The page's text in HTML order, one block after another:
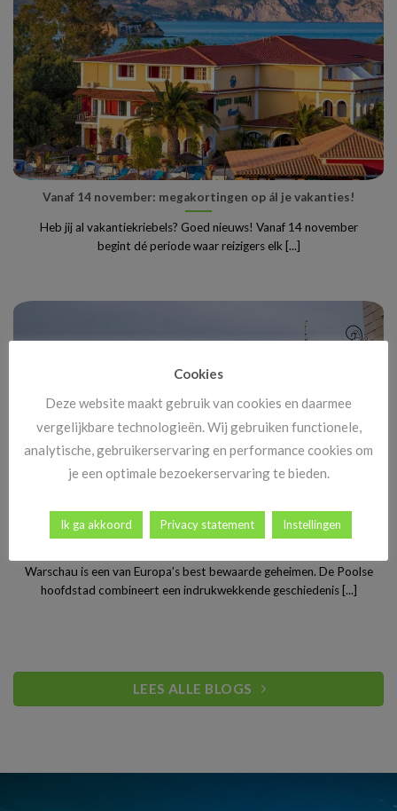
Vanaf 14 november: megakortingen op ál je vakanties!
Heb jij al vakantiekriebels? Goed nieuws! Vanaf 14 november
begint dé periode waar reizigers elk [...]
Stedentrip Warschau: ontdek de verrassende charme van
Polen’s bruisende hoofdstad
Warschau is een van Europa’s best bewaarde geheimen. De Poolse
hoofdstad combineert een indrukwekkende geschiedenis [...]
LEES ALLE BLOGS
Cookies
Deze website maakt gebruik van cookies en daarmee
vergelijkbare technologieën. Wij gebruiken functionele,
analytische, gebruikerservaring en performance cookies om
je een optimale bezoekerservaring te bieden.
Ik ga akkoord Privacy statement Instellingen